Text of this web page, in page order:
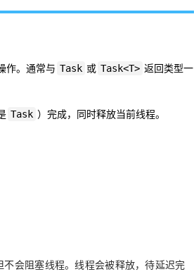
作。通常与 Task 或 Task<T> 返回类型一
Task ）完成，同时释放当前线程。
不会阻塞线程。线程会被释放，待延迟完